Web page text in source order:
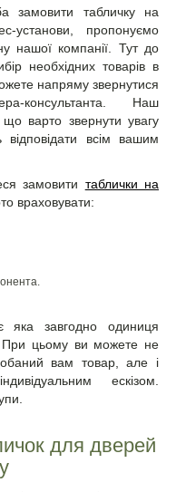
замовити табличку на
установи, пропонуємо
нашої компанії. Тут до
необхідних товарів в
напряму звернутися
консультанта. Наш
що варто звернути увагу
відповідати всім вашим
замовити таблички на
враховувати:
яка завгодно одиниця
При цьому ви можете не
вам товар, але і
ескізом.
для дверей